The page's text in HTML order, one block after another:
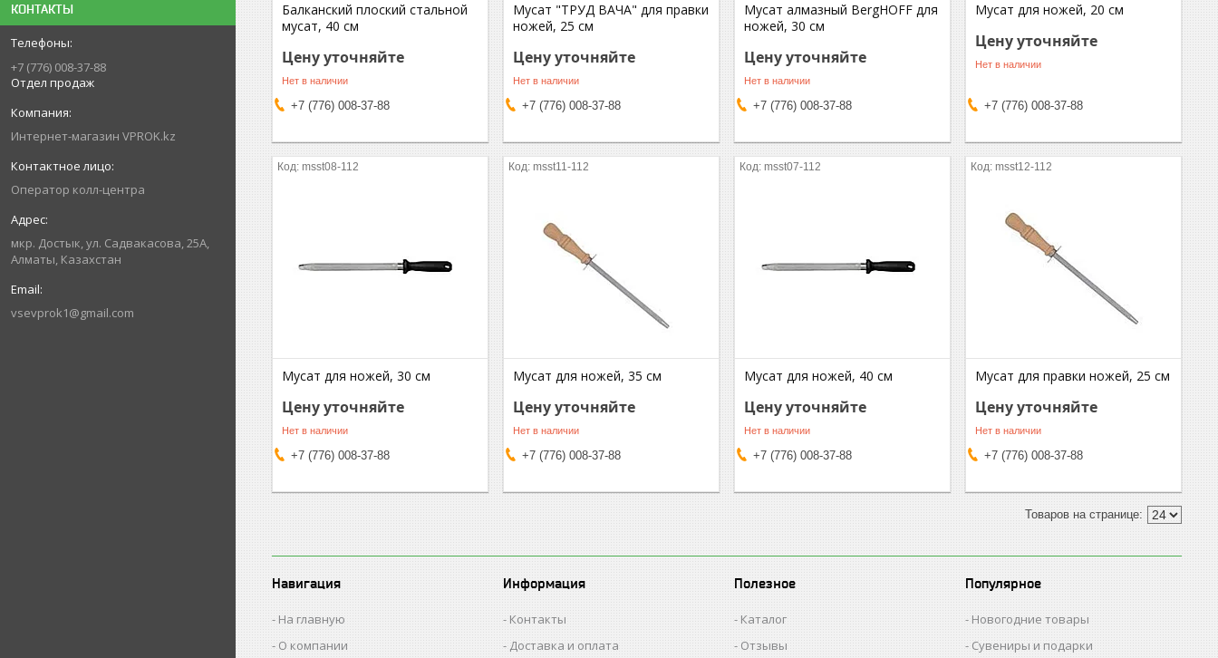
КОНТАКТЫ
+7 (776) 008-37-88
Отдел продаж
Интернет-магазин VPROK.kz
Оператор колл-центра
мкр. Достык, ул. Садвакасова, 25А,
Алматы, Казахстан
vsevprok1@gmail.com
Балканский плоский стальной
мусат, 40 см
Цену уточняйте
Нет в наличии
+7 (776) 008-37-88
Мусат "ТРУД ВАЧА" для правки
ножей, 25 см
Цену уточняйте
Нет в наличии
+7 (776) 008-37-88
Мусат алмазный BergHOFF для
ножей, 30 см
Цену уточняйте
Нет в наличии
+7 (776) 008-37-88
Мусат для ножей, 20 см
Цену уточняйте
Нет в наличии
+7 (776) 008-37-88
msst08-112
Мусат для ножей, 30 см
Цену уточняйте
Нет в наличии
+7 (776) 008-37-88
msst11-112
Мусат для ножей, 35 см
Цену уточняйте
Нет в наличии
+7 (776) 008-37-88
msst07-112
Мусат для ножей, 40 см
Цену уточняйте
Нет в наличии
+7 (776) 008-37-88
msst12-112
Мусат для правки ножей, 25 см
Цену уточняйте
Нет в наличии
+7 (776) 008-37-88
Навигация
На главную
О компании
Информация
Контакты
Доставка и оплата
Полезное
Каталог
Отзывы
Популярное
Новогодние товары
Сувениры и подарки